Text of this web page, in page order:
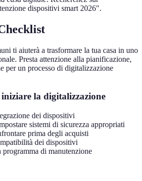
dispositivi smart 2026".
ti aiuterà a trasformare la tua casa in uno
Presta attenzione alla pianificazione,
per un processo di digitalizzazione
la digitalizzazione
dei dispositivi
sistemi di sicurezza appropriati
prima degli acquisti
dei dispositivi
di manutenzione